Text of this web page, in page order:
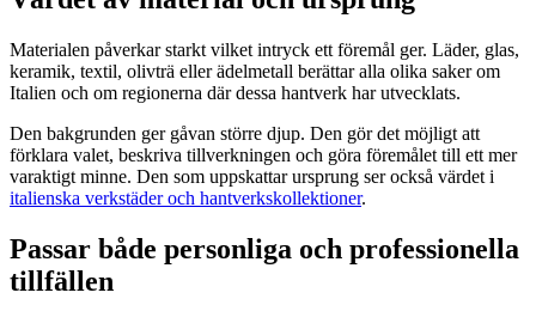
Materialen påverkar starkt vilket intryck ett föremål ger. Läder, glas,
keramik, textil, olivträ eller ädelmetall berättar alla olika saker om
Italien och om regionerna där dessa hantverk har utvecklats.
Den bakgrunden ger gåvan större djup. Den gör det möjligt att
förklara valet, beskriva tillverkningen och göra föremålet till ett mer
varaktigt minne. Den som uppskattar ursprung ser också värdet i
italienska verkstäder och hantverkskollektioner.
Passar både personliga och professionella
tillfällen